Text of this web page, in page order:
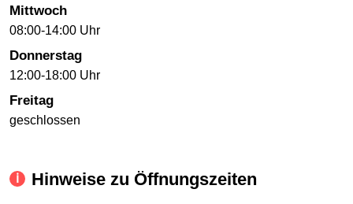
Mittwoch
08:00-14:00 Uhr
Donnerstag
12:00-18:00 Uhr
Freitag
geschlossen
Hinweise zu Öffnungszeiten